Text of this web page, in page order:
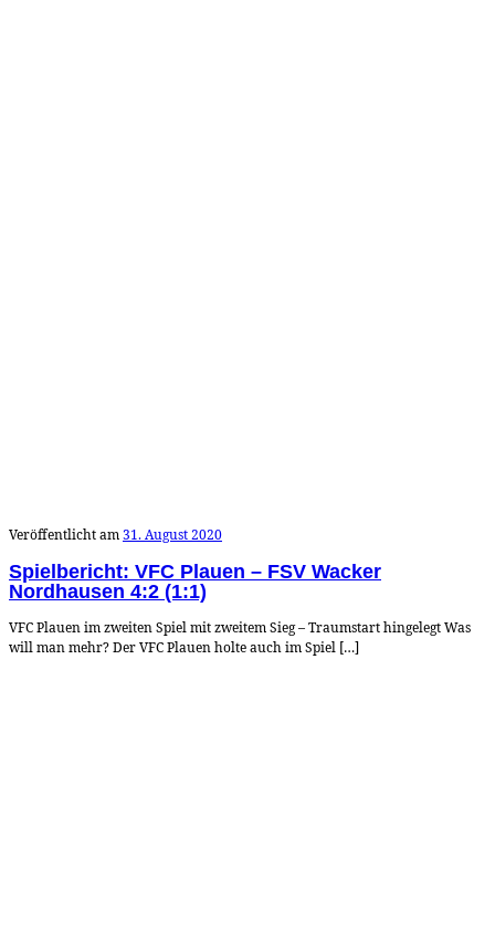
Veröffentlicht am31. August 2020
Spielbericht: VFC Plauen – FSV Wacker
Nordhausen 4:2 (1:1)
VFC Plauen im zweiten Spiel mit zweitem Sieg – Traumstart hingelegt Was
will man mehr? Der VFC Plauen holte auch im Spiel […]